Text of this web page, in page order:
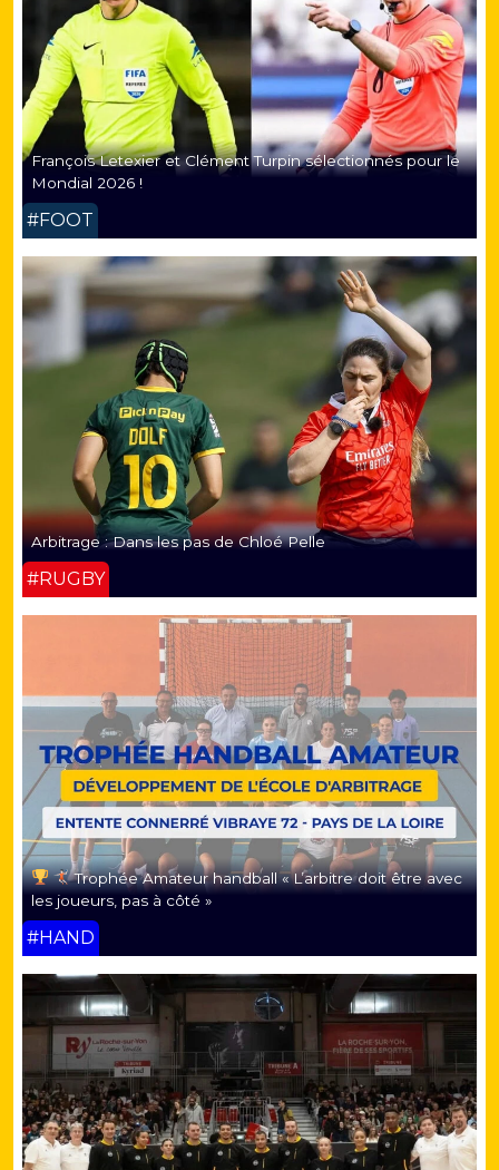
François Letexier et Clément Turpin sélectionnés pour le
Mondial 2026 !
#FOOT
Arbitrage : Dans les pas de Chloé Pelle
#RUGBY
Trophée Amateur handball « L’arbitre doit être avec
les joueurs, pas à côté »
#HAND